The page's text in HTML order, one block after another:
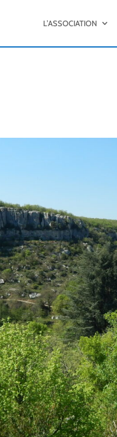
L’ASSOCIATION